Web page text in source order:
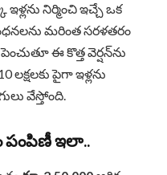
నిర్మించి ఇచ్చే ఒక
మరింత సరళతరం
ఈ కొత్త వెర్షన్‌ను
పైగా ఇళ్లను
వేస్తోంది.
పంపిణీ ఇలా..